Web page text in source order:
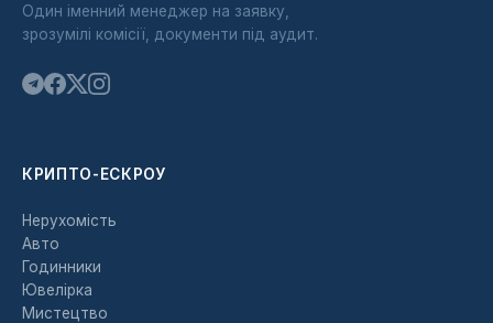
Один іменний менеджер на заявку,
зрозумілі комісії, документи під аудит.
КРИПТО-ЕСКРОУ
Нерухомість
Авто
Годинники
Ювелірка
Мистецтво